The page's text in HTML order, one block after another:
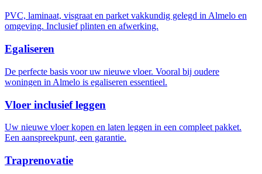
PVC, laminaat, visgraat en parket vakkundig gelegd in Almelo en
omgeving. Inclusief plinten en afwerking.
Egaliseren
De perfecte basis voor uw nieuwe vloer. Vooral bij oudere
woningen in Almelo is egaliseren essentieel.
Vloer inclusief leggen
Uw nieuwe vloer kopen en laten leggen in een compleet pakket.
Een aanspreekpunt, een garantie.
Traprenovatie